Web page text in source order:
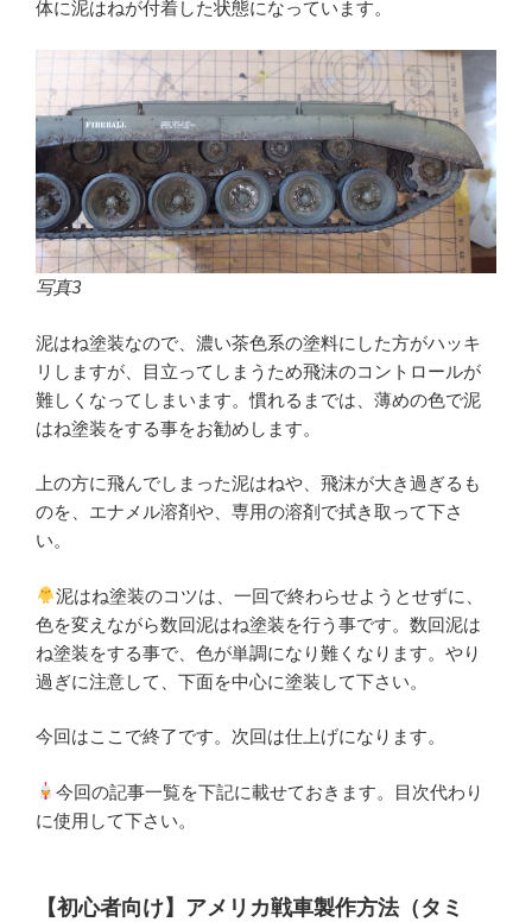
体に泥はねが付着した状態になっています。
写真3
泥はね塗装なので、濃い茶色系の塗料にした方がハッキ
リしますが、目立ってしまうため飛沫のコントロールが
難しくなってしまいます。慣れるまでは、薄めの色で泥
はね塗装をする事をお勧めします。
上の方に飛んでしまった泥はねや、飛沫が大き過ぎるも
のを、エナメル溶剤や、専用の溶剤で拭き取って下さ
い。
泥はね塗装のコツは、一回で終わらせようとせずに、
色を変えながら数回泥はね塗装を行う事です。数回泥は
ね塗装をする事で、色が単調になり難くなります。やり
過ぎに注意して、下面を中心に塗装して下さい。
今回はここで終了です。次回は仕上げになります。
今回の記事一覧を下記に載せておきます。目次代わり
に使用して下さい。
【初心者向け】アメリカ戦車製作方法（タミ